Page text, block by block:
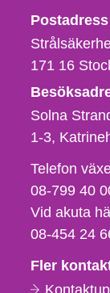
Postadress
171 16
Solna
1-3
Telefon,
fax
och
e-
Telefon
08-799 40
Vid akuta
08-454 24
Fler